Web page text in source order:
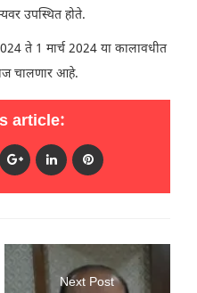
उपस्थित होते.
ते 1 मार्च 2024 या कालावधीत
चालणार आहे.
article:
Next Post